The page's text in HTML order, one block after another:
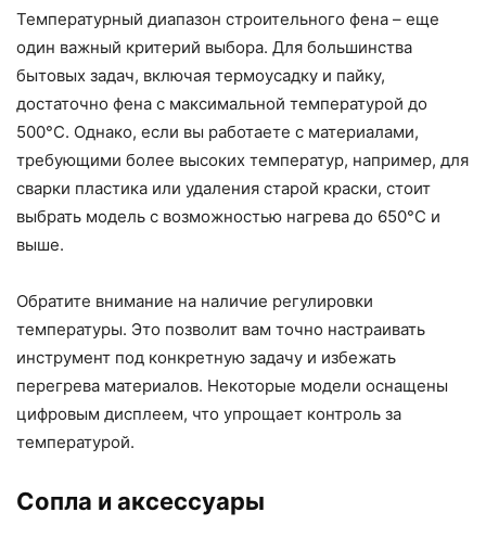
Температурный диапазон строительного фена – еще
один важный критерий выбора. Для большинства
бытовых задач, включая термоусадку и пайку,
достаточно фена с максимальной температурой до
500°C. Однако, если вы работаете с материалами,
требующими более высоких температур, например, для
сварки пластика или удаления старой краски, стоит
выбрать модель с возможностью нагрева до 650°C и
выше.
Обратите внимание на наличие регулировки
температуры. Это позволит вам точно настраивать
инструмент под конкретную задачу и избежать
перегрева материалов. Некоторые модели оснащены
цифровым дисплеем, что упрощает контроль за
температурой.
Сопла и аксессуары